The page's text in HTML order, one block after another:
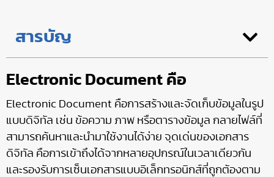
สารบัญ
Electronic Document คือ
Electronic Document คือการสร้างและจัดเก็บข้อมูลในรูป
แบบดิจิทัล เช่น ข้อความ ภาพ หรือตารางข้อมูล กลายไฟล์ที่
สามารถค้นหาและนำมาใช้งานได้ง่าย จุดเด่นของเอกสาร
ดิจิทัล คือการเข้าถึงได้จากหลายอุปกรณ์ในเวลาเดียวกัน
และรองรับการเซ็นเอกสารแบบอิเล็กทรอนิกส์ที่ถูกต้องตาม